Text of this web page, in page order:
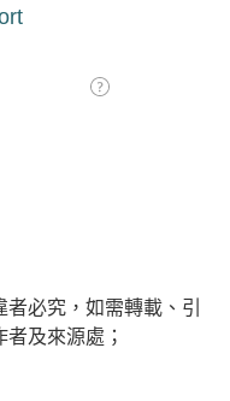
必究，如需轉載、引
及來源處；